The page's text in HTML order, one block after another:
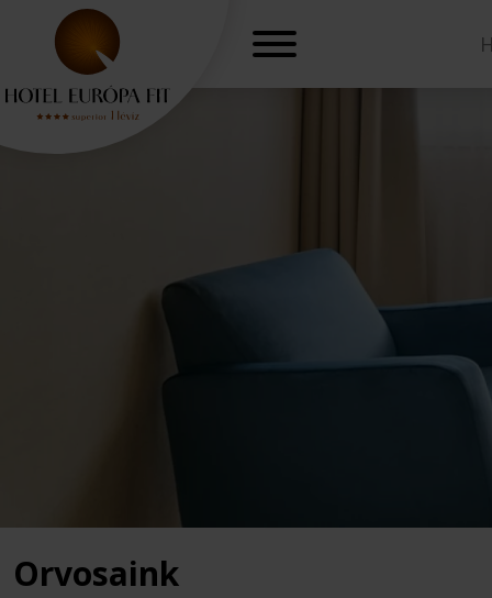
Orvosaink